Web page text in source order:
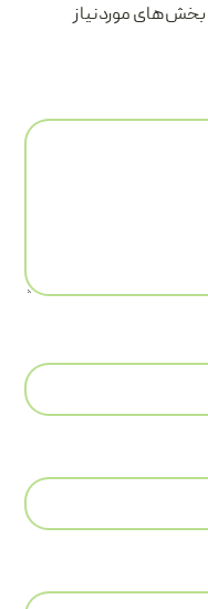
بخش‌های موردنیاز